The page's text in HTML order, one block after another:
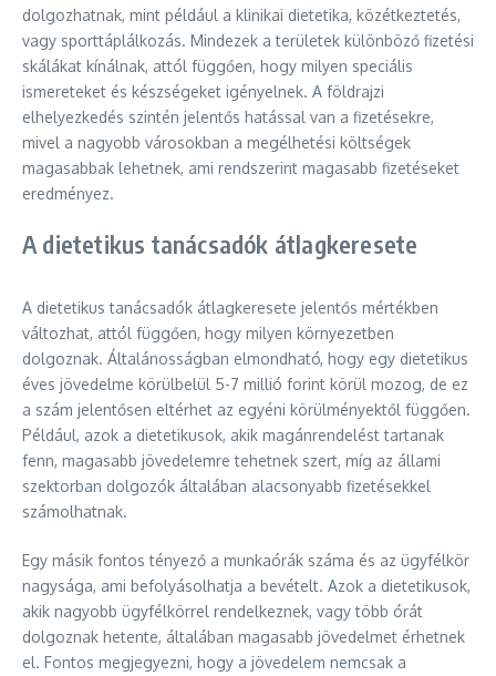
dolgozhatnak, mint például a klinikai dietetika, közétkeztetés,
vagy sporttáplálkozás. Mindezek a területek különböző fizetési
skálákat kínálnak, attól függően, hogy milyen speciális
ismereteket és készségeket igényelnek. A földrajzi
elhelyezkedés szintén jelentős hatással van a fizetésekre,
mivel a nagyobb városokban a megélhetési költségek
magasabbak lehetnek, ami rendszerint magasabb fizetéseket
eredményez.
A dietetikus tanácsadók átlagkeresete
A dietetikus tanácsadók átlagkeresete jelentős mértékben
változhat, attól függően, hogy milyen környezetben
dolgoznak. Általánosságban elmondható, hogy egy dietetikus
éves jövedelme körülbelül 5-7 millió forint körül mozog, de ez
a szám jelentősen eltérhet az egyéni körülményektől függően.
Például, azok a dietetikusok, akik magánrendelést tartanak
fenn, magasabb jövedelemre tehetnek szert, míg az állami
szektorban dolgozók általában alacsonyabb fizetésekkel
számolhatnak.
Egy másik fontos tényező a munkaórák száma és az ügyfélkör
nagysága, ami befolyásolhatja a bevételt. Azok a dietetikusok,
akik nagyobb ügyfélkörrel rendelkeznek, vagy több órát
dolgoznak hetente, általában magasabb jövedelmet érhetnek
el. Fontos megjegyezni, hogy a jövedelem nemcsak a